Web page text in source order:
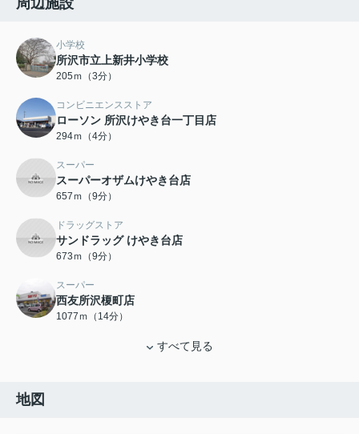
周辺施設
小学校
所沢市立上新井小学校
205ｍ（3分）
コンビニエンスストア
ローソン 所沢けやき台一丁目店
294ｍ（4分）
スーパー
スーパーオザムけやき台店
657ｍ（9分）
ドラッグストア
サンドラッグ けやき台店
673ｍ（9分）
スーパー
西友所沢榎町店
1077ｍ（14分）
すべて見る
地図